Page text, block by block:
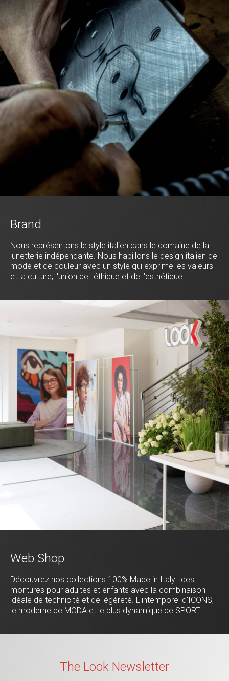
Brand
Nous représentons le style italien dans le domaine de la
lunetterie indépendante. Nous habillons le design italien de
mode et de couleur avec un style qui exprime les valeurs
et la culture, l'union de l'éthique et de l'esthétique.
Web Shop
Découvrez nos collections 100% Made in Italy : des
montures pour adultes et enfants avec la combinaison
idéale de technicité et de légèreté. L'intemporel d'ICONS,
le moderne de MODA et le plus dynamique de SPORT.
The Look Newsletter